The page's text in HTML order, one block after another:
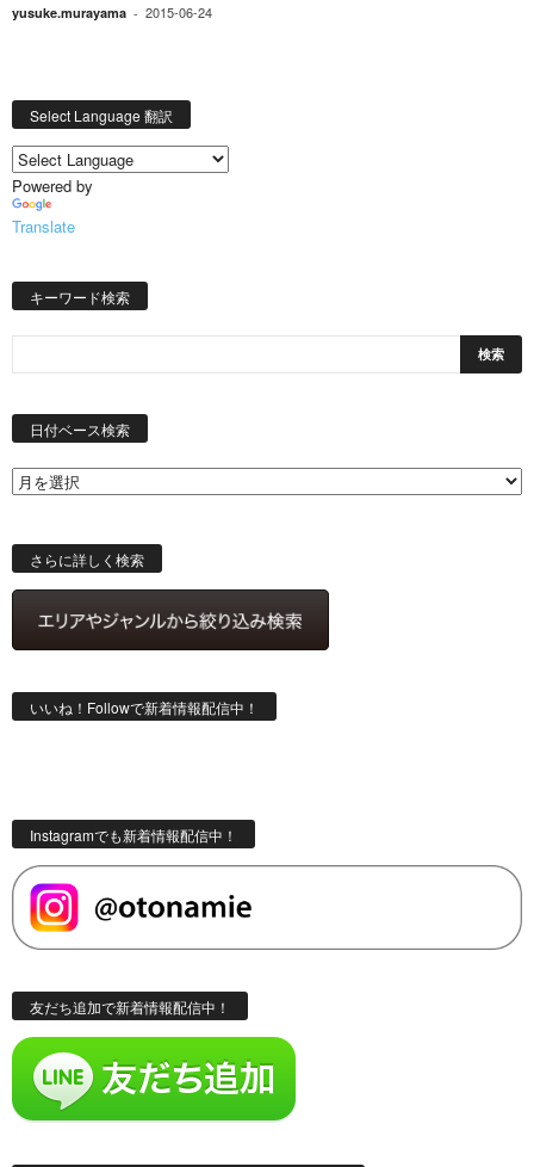
yusuke.murayama - 2015-06-24
Select Language 翻訳
Powered by
Translate
キーワード検索
日付ベース検索
さらに詳しく検索
いいね！Followで新着情報配信中！
Instagramでも新着情報配信中！
友だち追加で新着情報配信中！